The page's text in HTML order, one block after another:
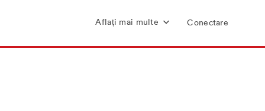
Aflați mai multe Conectare